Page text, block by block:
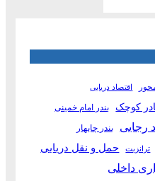
اقتصاد دریایی
کوچک بندر امام خمینی
رجایی بندر چابهار
ترانزیت حمل و نقل دریایی
داخلی